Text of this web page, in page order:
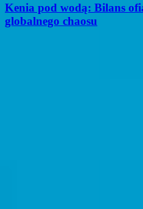
Kenia pod wodą: Bilans
globalnego chaosu